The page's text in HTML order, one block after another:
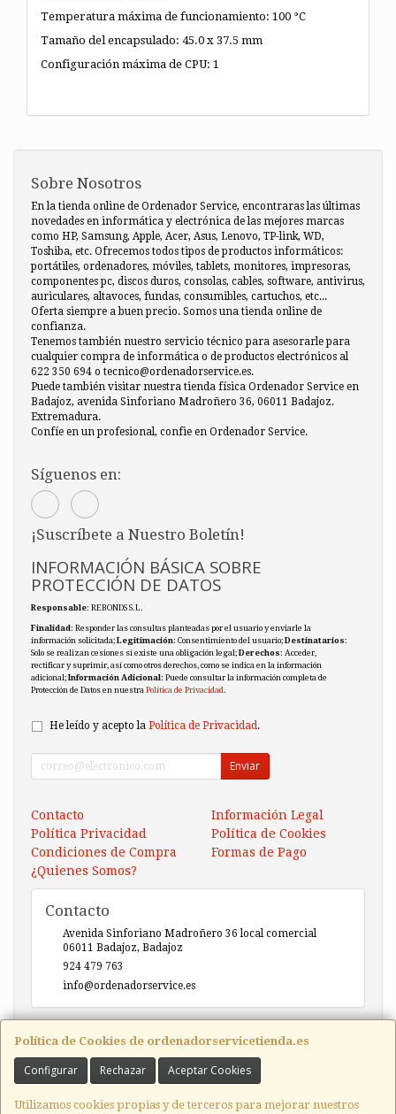
Temperatura máxima de funcionamiento: 100 °C
Tamaño del encapsulado: 45.0 x 37.5 mm
Configuración máxima de CPU: 1
Política de Cookies de ordenadorservicetienda.es
Configurar Rechazar Aceptar Cookies
Utilizamos cookies propias y de terceros para mejorar nuestros
Sobre Nosotros
En la tienda online de Ordenador Service, encontraras las últimas
novedades en informática y electrónica de las mejores marcas
como HP, Samsung, Apple, Acer, Asus, Lenovo, TP-link, WD,
Toshiba, etc. Ofrecemos todos tipos de productos informáticos:
portátiles, ordenadores, móviles, tablets, monitores, impresoras,
componentes pc, discos duros, consolas, cables, software, antivirus,
auriculares, altavoces, fundas, consumibles, cartuchos, etc...
Oferta siempre a buen precio. Somos una tienda online de
confianza.
Tenemos también nuestro servicio técnico para asesorarle para
cualquier compra de informática o de productos electrónicos al
622 350 694 o tecnico@ordenadorservice.es.
Puede también visitar nuestra tienda física Ordenador Service en
Badajoz, avenida Sinforiano Madroñero 36, 06011 Badajoz.
Extremadura.
Confíe en un profesional, confie en Ordenador Service.
Síguenos en:
¡Suscríbete a Nuestro Boletín!
INFORMACIÓN BÁSICA SOBRE
PROTECCIÓN DE DATOS
Responsable: REBONDS S.L.
Finalidad: Responder las consultas planteadas por el usuario y enviarle la
información solicitada;Legitimación: Consentimiento del usuario;Destinatarios:
Solo se realizan cesiones si existe una obligación legal;Derechos: Acceder,
rectificar y suprimir, así como otros derechos, como se indica en la información
adicional;Información Adicional: Puede consultar la información completa de
Protección de Datos en nuestra Política de Privacidad.
He leído y acepto la Política de Privacidad .
Enviar
Contacto
Información Legal
Política Privacidad
Política de Cookies
Condiciones de Compra
Formas de Pago
¿Quienes Somos?
Contacto
Avenida Sinforiano Madroñero 36 local comercial
06011 Badajoz, Badajoz
924 479 763
info@ordenadorservice.es
Horario
Lunes-Viernes 9h30-14h00 / 17h00-20h30 Sábado 10h30-
14h00